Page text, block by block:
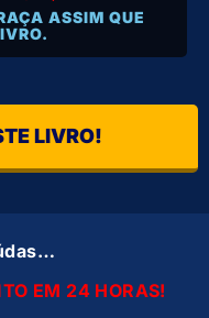
ASSIM QUE
LIVRO!
EM 24 HORAS!